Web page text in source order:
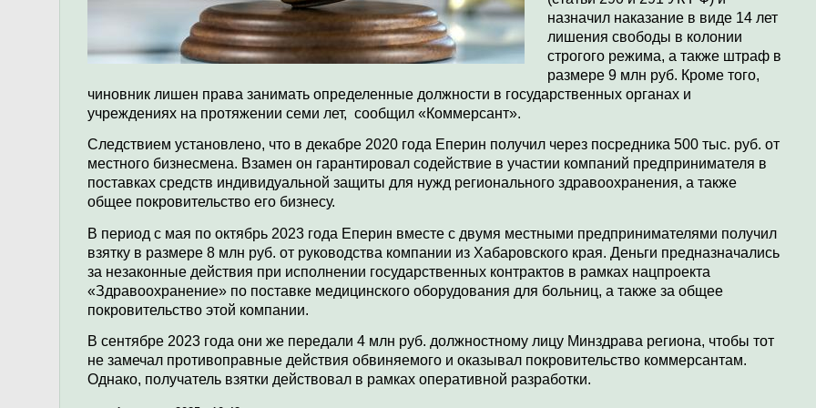
назначил наказание в виде 14 лет
лишения свободы в колонии
строгого режима, а также штраф в
размере 9 млн руб. Кроме того,
чиновник лишен права занимать определенные должности в государственных органах и
учреждениях на протяжении семи лет, сообщил «Коммерсант».
Следствием установлено, что в декабре 2020 года Еперин получил через посредника 500 тыс. руб. от
местного бизнесмена. Взамен он гарантировал содействие в участии компаний предпринимателя в
поставках средств индивидуальной защиты для нужд регионального здравоохранения, а также
общее покровительство его бизнесу.
В период с мая по октябрь 2023 года Еперин вместе с двумя местными предпринимателями получил
взятку в размере 8 млн руб. от руководства компании из Хабаровского края. Деньги предназначались
за незаконные действия при исполнении государственных контрактов в рамках нацпроекта
«Здравоохранение» по поставке медицинского оборудования для больниц, а также за общее
покровительство этой компании.
В сентябре 2023 года они же передали 4 млн руб. должностному лицу Минздрава региона, чтобы тот
не замечал противоправные действия обвиняемого и оказывал покровительство коммерсантам.
Однако, получатель взятки действовал в рамках оперативной разработки.